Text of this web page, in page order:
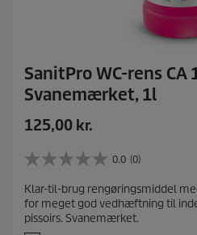
SanitPro WC-rens CA
Svanemærket, 1l
N
v
r
e
125,00 kr.
0.0 (0)
0
0
u
d
Klar-til-brug rengøringsmiddel
for meget god vedhæftning til
pissoirs. Svanemærket.